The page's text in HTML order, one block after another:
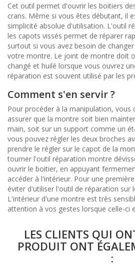
Cet outil permet d'ouvrir les boitiers
crans. Même si vous êtes débutant, il
simplicité absolue d'utilisation. L'outil
les capots vissés permet de réparer
surtout si vous avez besoin de
votre montre. Le joint de montre doit
changé et huilé lorsque vous ouvrez
réparation est souvent utilisé par les
Comment s'en servir ?
Pour procéder à la manipulation, vous
assurer que la montre soit bien
main, soit sur un support comme un
vous pouvez régler les deux broches
prendre le régler sur le capot de la
tourner l'outil réparation montre
ouvrir le boitier, en appuyant
accéder à l'intérieur. Pour une
éviter d'utiliser l'outil de réparation sur
L'intérieur d'une montre est très
attention à vos gestes lorsque celle-ci
LES CLIENTS QUI
PRODUIT ONT
: